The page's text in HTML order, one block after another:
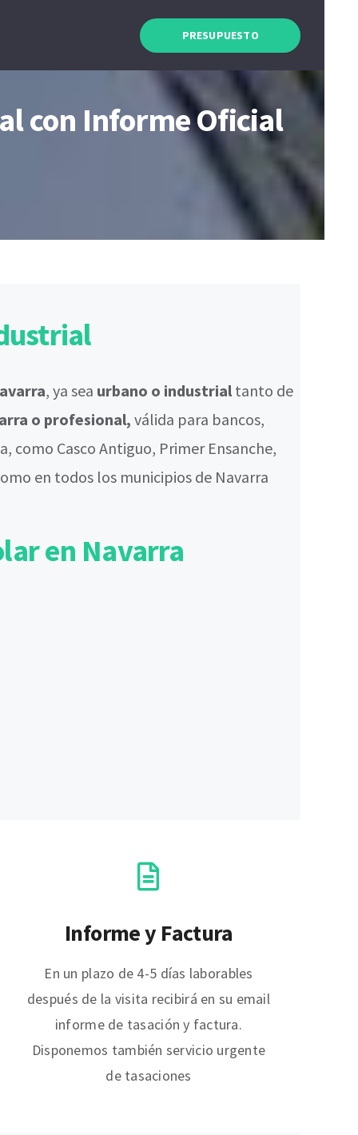
PRESUPUESTO
con Informe Oficial
, ya sea urbano o industrial tanto de
o profesional,válida para bancos,
como Casco Antiguo, Primer Ensanche,
en todos los municipios de Navarra
en Navarra
Informe y Factura
En un plazo de 4-5 días laborables
después de la visita recibirá en su email
informe de tasación y factura.
Disponemos también servicio urgente
de tasaciones